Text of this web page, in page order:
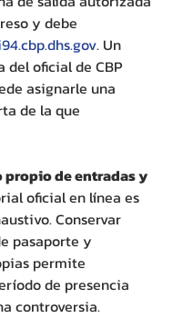
y debe
. Un
del oficial de CBP
asignarle una
de la que
propio de entradas y
oficial en línea es
Conservar
pasaporte y
permite
de presencia
controversia.